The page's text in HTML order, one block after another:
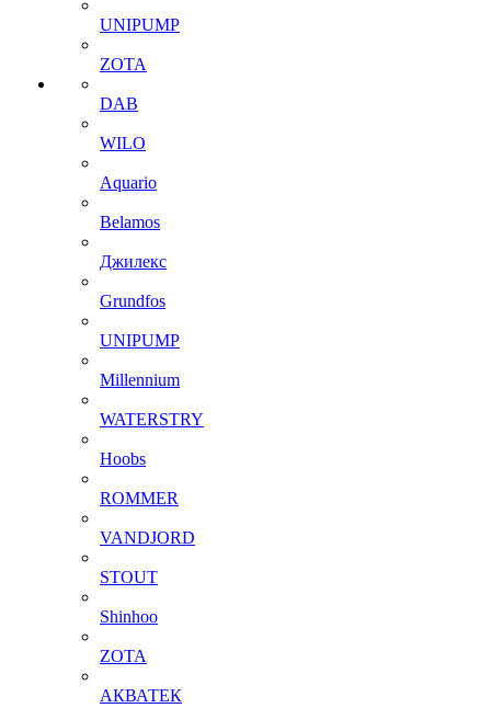
UNIPUMP
ZOTA
DAB
WILO
Aquario
Belamos
Джилекс
Grundfos
UNIPUMP
Millennium
WATERSTRY
Hoobs
ROMMER
VANDJORD
STOUT
Shinhoo
ZOTA
АКВАТЕК